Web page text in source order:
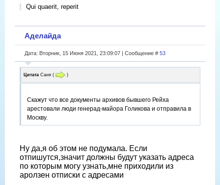
Qui quaerit, reperit
Аделайда
Дата: Вторник, 15 Июня 2021, 23:09:07 | Сообщение # 53
Цитата Саня ( )
Скажут что все документы архивов бывшего Рейха
арестовали люди генерад-майора Голикова и отправила в
Москву.
Ну да,я об этом не подумала. Если
отпишутся,значит должны будут указать адреса
по которым могу узнать,мне приходили из
аролзен отписки с адресами